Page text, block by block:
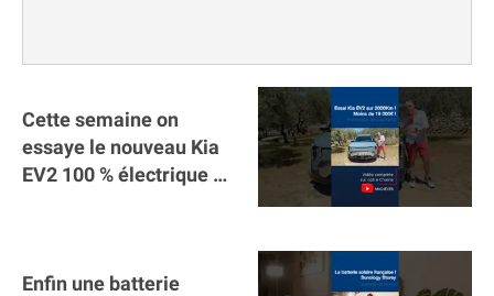
Cette semaine on
essaye le nouveau Kia
EV2 100 % électrique ⚡️!
Enfin une batterie